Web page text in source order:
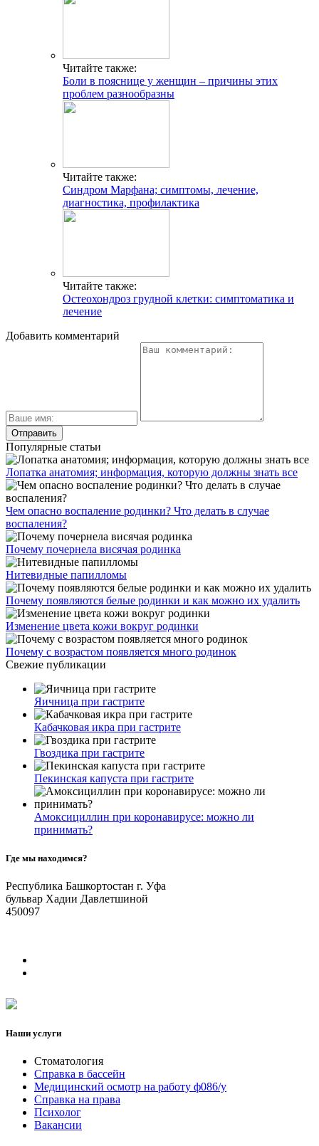
Читайте также:
Боли в пояснице у женщин – причины этих
проблем разнообразны
Читайте также:
Синдром Марфана; симптомы, лечение,
диагностика, профилактика
Читайте также:
Остеохондроз грудной клетки: симптоматика и
лечение
Добавить комментарий
Популярные статьи
Лопатка анатомия; информация, которую должны знать все
Чем опасно воспаление родинки? Что делать в случае
воспаления?
Почему почернела висячая родинка
Нитевидные папилломы
Почему появляются белые родинки и как можно их удалить
Изменение цвета кожи вокруг родинки
Почему с возрастом появляется много родинок
Свежие публикации
Яичница при гастрите
Кабачковая икра при гастрите
Гвоздика при гастрите
Пекинская капуста при гастрите
Амоксициллин при коронавирусе: можно ли
принимать?
Где мы находимся?
Республика Башкортостан г. Уфа
бульвар Хадии Давлетшиной
450097
Наши услуги
Стоматология
Справка в бассейн
Медицинский осмотр на работу ф086/у
Справка на права
Психолог
Вакансии